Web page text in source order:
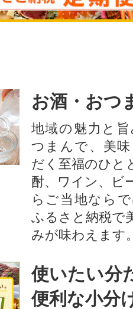
お酒・おつ
地域の魅力と
つまんで、美
だく至福のひと
酎、ワイン、ビ
らご当地なら
ふるさと納税で
みが味わえます
使いたい分
便利な小分